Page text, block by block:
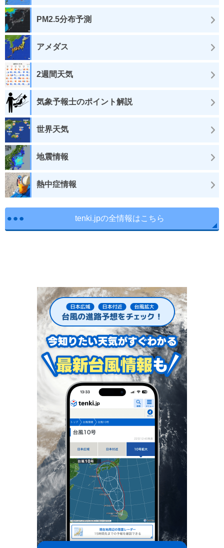
PM2.5分布予測
アメダス
2週間天気
気象予報士のポイント解説
世界天気
地震情報
熱中症情報
tenki.jpの全情報はこちら